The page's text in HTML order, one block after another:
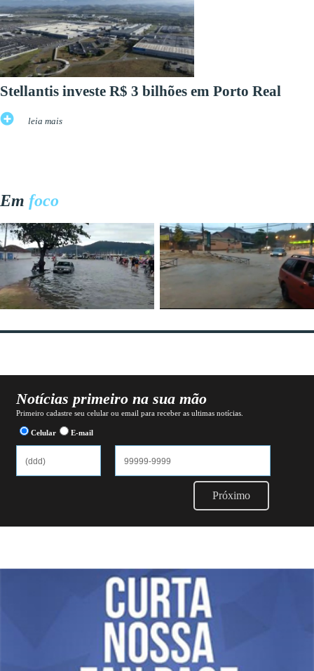
Stellantis investe R$ 3 bilhões em Porto Real
leia mais
Em foco
Notícias primeiro na sua mão
Primeiro cadastre seu celular ou email para receber as ultimas notícias.
Celular E-mail
Próximo